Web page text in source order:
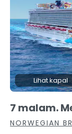
Lihat kapal
7 malam.
NORWEGIAN